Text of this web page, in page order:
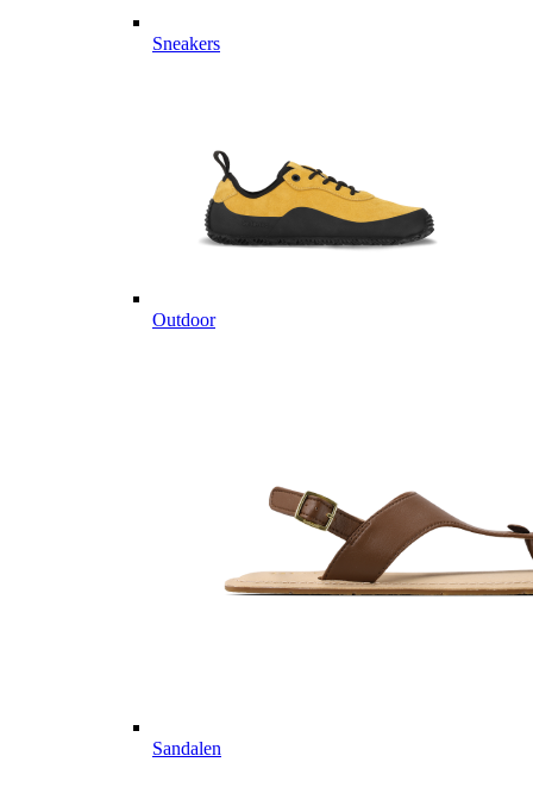
Sneakers
Outdoor
Sandalen